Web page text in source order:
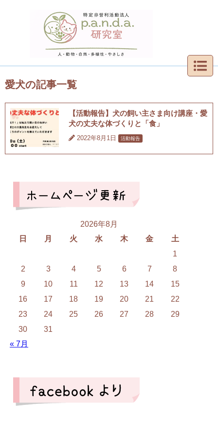
愛犬の記事一覧
【活動報告】犬の飼い主さま向け講座・愛
犬の丈夫な体づくりと「食」
2022年8月1日 活動報告
2026年8月
日
月 火 水 木 金
土
1
2
3 4 5 6 7
8
9
10 11 12 13 14
15
16
17 18 19 20 21
22
23
24 25 26 27 28
29
30
31
« 7月